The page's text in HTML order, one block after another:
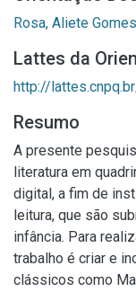
Rosa, Aliete
Lattes da
http://
Resumo
A presente
literatura em
digital, a fim de
leitura, que são
infância. Para
trabalho é criar e
clássicos como